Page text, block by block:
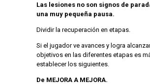
Las lesiones no son signos de
una muy pequeña pausa.
Dividir la recuperación en etapas.
Si el jugador ve avances y logra
objetivos en las diferentes etapas es
establecer los siguientes.
De MEJORA A MEJORA.